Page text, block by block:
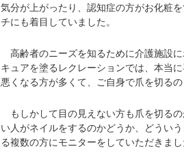
気分が上がったり、認知症の方がお化粧
チにも着目していました。
高齢者のニーズを知るために介護施設
キュアを塗るレクレーションでは、本当
悪くなる方が多くて、ご自身で爪を切る
もしかして目の見えない方も爪を切る
い人がネイルをするのかどうか、どうい
る複数の方にモニターをしていただきまし